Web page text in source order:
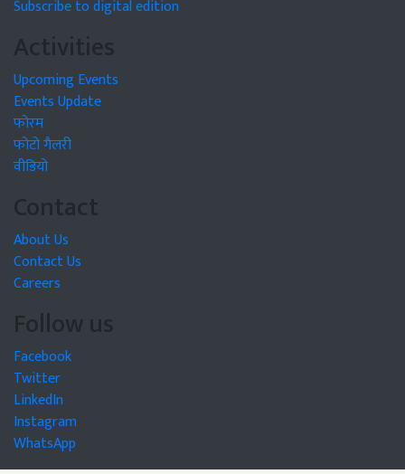
Subscribe to digital edition
Activities
Upcoming Events
Events Update
फोरम
फोटो गैलरी
वीडियो
Contact
About Us
Contact Us
Careers
Follow us
Facebook
Twitter
LinkedIn
Instagram
WhatsApp